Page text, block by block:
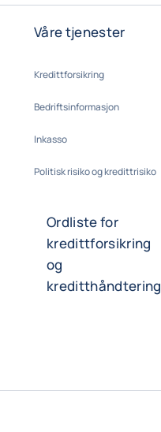
Våre tjenester
Kredittforsikring
Bedriftsinformasjon
Inkasso
Politisk risiko og kredittrisiko
Ordliste for
kredittforsikring
og
kreditthåndtering